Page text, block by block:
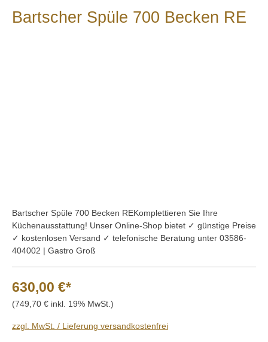
Bartscher Spüle 700 Becken RE
Bartscher Spüle 700 Becken REKomplettieren Sie Ihre
Küchenausstattung! Unser Online-Shop bietet ✓ günstige Preise
✓ kostenlosen Versand ✓ telefonische Beratung unter 03586-
404002 | Gastro Groß
630,00 €*
(749,70 € inkl. 19% MwSt.)
zzgl. MwSt. / Lieferung versandkostenfrei